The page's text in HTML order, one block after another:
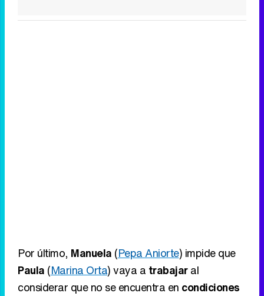
Por último, Manuela (Pepa Aniorte) impide que
Paula (Marina Orta) vaya a trabajaral
considerar que no se encuentra en condiciones